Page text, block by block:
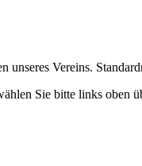
unseres Vereins.
Sie bitte links oben